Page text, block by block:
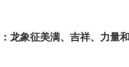
龙象征美满、吉祥、力量